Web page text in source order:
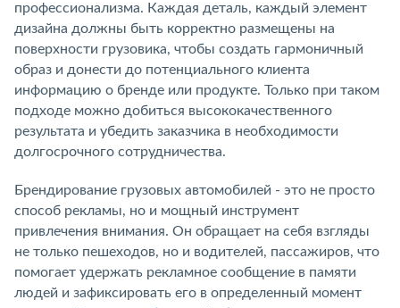
профессионализма. Каждая деталь, каждый элемент
дизайна должны быть корректно размещены на
поверхности грузовика, чтобы создать гармоничный
образ и донести до потенциального клиента
информацию о бренде или продукте. Только при таком
подходе можно добиться высококачественного
результата и убедить заказчика в необходимости
долгосрочного сотрудничества.
Брендирование грузовых автомобилей - это не просто
способ рекламы, но и мощный инструмент
привлечения внимания. Он обращает на себя взгляды
не только пешеходов, но и водителей, пассажиров, что
помогает удержать рекламное сообщение в памяти
людей и зафиксировать его в определенный момент